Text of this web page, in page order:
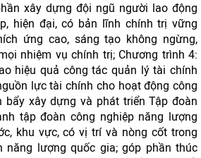
xây dựng đội ngũ người lao động
hiện đại, có bản lĩnh chính trị vững
ứng cao, sáng tạo không ngừng,
nhiệm vụ chính trị; Chương trình 4:
hiệu quả công tác quản lý tài chính
lực tài chính cho hoạt động công
xây dựng và phát triển Tập đoàn
tập đoàn công nghiệp năng lượng
khu vực, có vị trí và nòng cốt trong
năng lượng quốc gia; góp phần thúc